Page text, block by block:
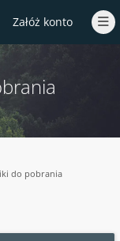
Załóż konto
do pobrania